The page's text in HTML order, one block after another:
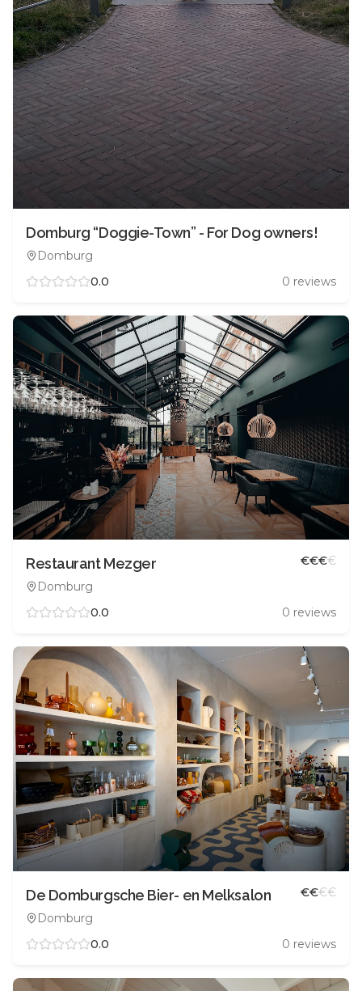
Domburg “Doggie-Town” - For Dog owners!
Domburg
0.0
0 reviews
Restaurant Mezger
Domburg
€€€€
0.0 0 reviews
De Domburgsche Bier- en Melksalon
Domburg
€€€€
0.0 0 reviews